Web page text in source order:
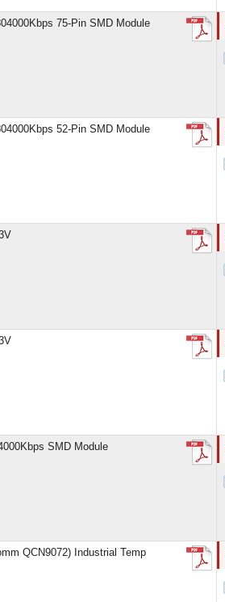
75-Pin SMD Module
52-Pin SMD Module
SMD Module
QCN9072) Industrial Temp